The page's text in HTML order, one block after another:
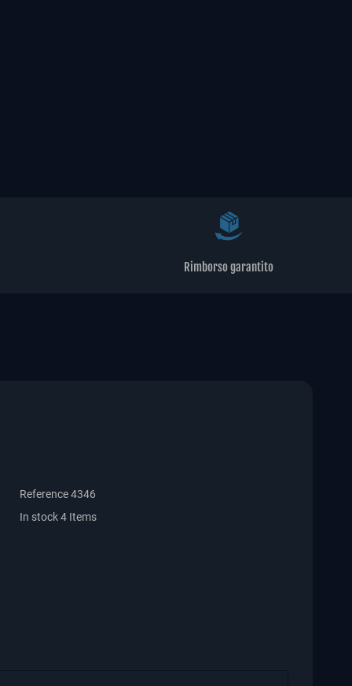
Rimborso garantito
Reference4346
In stock4 Items